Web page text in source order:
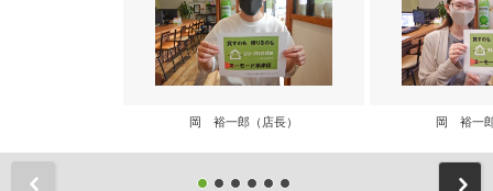
岡 裕一郎（店長） 岡 裕一